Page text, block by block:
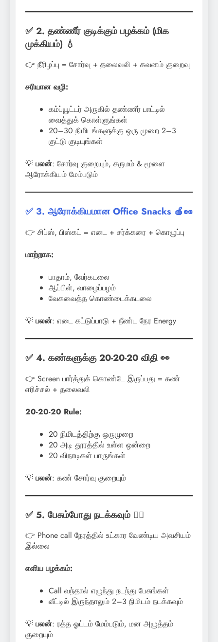
✅ 2. தண்ணீர் குடிக்கும் பழக்கம் (மிக
முக்கியம்) 💧
👉 நீரிழப்பு = சோர்வு + தலைவலி + கவனம் குறைவு
சரியான வழி:
கம்ப்யூட்டர் அருகில் தண்ணீர் பாட்டில்
வைத்துக் கொள்ளுங்கள்
20–30 நிமிடங்களுக்கு ஒரு முறை 2–3
குட்டு குடியுங்கள்
💡 பலன்: சோர்வு குறையும், சருமம் & மூளை
ஆரோக்கியம் மேம்படும்
✅ 3. ஆரோக்கியமான Office Snacks 🍎🥜
👉 சிப்ஸ், பிஸ்கட் = எடை + சர்க்கரை + கொழுப்பு
மாற்றாக:
பாதாம், வேர்கடலை
ஆப்பிள், வாழைப்பழம்
வேகவைத்த கொண்டைக்கடலை
💡 பலன்: எடை கட்டுப்பாடு + நீண்ட நேர Energy
✅ 4. கண்களுக்கு 20-20-20 விதி 👀
👉 Screen பார்த்துக் கொண்டே இருப்பது = கண்
எரிச்சல் + தலைவலி
20-20-20 Rule:
20 நிமிடத்திற்கு ஒருமுறை
20 அடி தூரத்தில் உள்ள ஒன்றை
20 விநாடிகள் பாருங்கள்
💡 பலன்: கண் சோர்வு குறையும்
✅ 5. பேசும்போது நடக்கவும் 🚶‍♂️
👉 Phone call நேரத்தில் உட்கார வேண்டிய அவசியம்
இல்லை
எளிய பழக்கம்:
Call வந்தால் எழுந்து நடந்து பேசுங்கள்
வீட்டில் இருந்தாலும் 2–3 நிமிடம் நடக்கவும்
💡 பலன்: ரத்த ஓட்டம் மேம்படும், மன அழுத்தம்
குறையும்